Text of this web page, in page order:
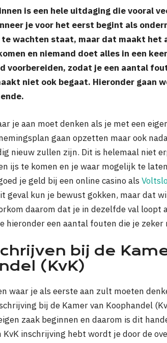
is een hele uitdaging die vooral
je voor het eerst begint als
wachten staat, maar dat maakt het
en niemand doet alles in een
voorbereiden, zodat je een aantal
niet ook begaat. Hieronder gaan
je aan moet denken als je met een
gaan opzetten maar ook
nieuw zullen zijn. Dit is helemaal niet
ijs te komen en je waar mogelijk te
je geld bij een online casino als
geval kun je bewust gokken, maar dat
daarom dat je in dezelfde val loopt
hieronder een aantal fouten die je zeker
bij de
(KvK)
waar je als eerste aan zult moeten
bij de Kamer van Koophandel
zaak beginnen en daarom is dit
KvK inschrijving hebt wordt je door de